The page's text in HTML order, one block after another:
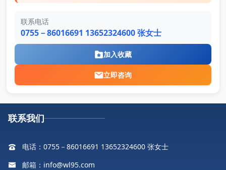
联系电话
0755－86016691 13652324600 张女士
加入收藏
立即咨询
联系我们
电话：0755－86016691 13652324600 张女士
邮箱：info@wl95.com